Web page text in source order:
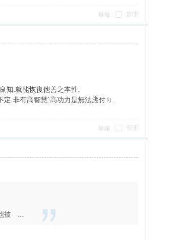
管理
舉報
知.就能恢復他善之本性.
.非有高智慧`高功力是無法應付ㄉ.
管理
舉報
被 ...